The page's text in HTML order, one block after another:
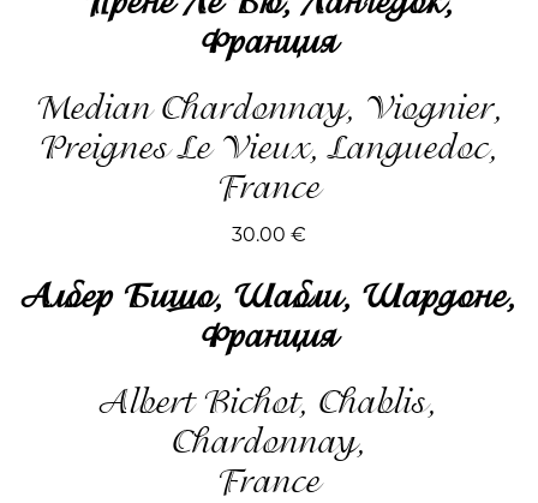
Франция
Median Chardonnay, Viognier,
Preignes Le Vieux, Languedoc,
France
30.00 €
Албер Бишо, Шабли, Шардоне,
Франция
Albert Bichot, Chablis,
Chardonnay,
France